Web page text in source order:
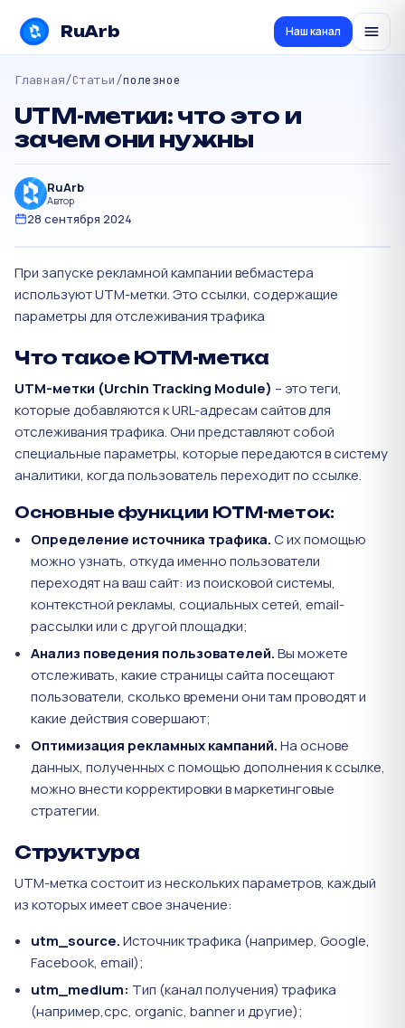
RuArb Наш канал
Главная/Статьи/полезное
UTM-метки: что это и
зачем они нужны
RuArb
Автор
28 сентября 2024
При запуске рекламной кампании вебмастера
используют UTM-метки. Это ссылки, содержащие
параметры для отслеживания трафика
Что такое ЮТМ-метка
UTM-метки (Urchin Tracking Module) – это теги,
которые добавляются к URL-адресам сайтов для
отслеживания трафика. Они представляют собой
специальные параметры, которые передаются в систему
аналитики, когда пользователь переходит по ссылке.
Основные функции ЮТМ-меток:
Определение источника трафика.С их помощью
можно узнать, откуда именно пользователи
переходят на ваш сайт: из поисковой системы,
контекстной рекламы, социальных сетей, email-
рассылки или с другой площадки;
Анализ поведения пользователей.Вы можете
отслеживать, какие страницы сайта посещают
пользователи, сколько времени они там проводят и
какие действия совершают;
Оптимизация рекламных кампаний.На основе
данных, полученных с помощью дополнения к ссылке,
можно внести корректировки в маркетинговые
стратегии.
Структура
UTM-метка состоит из нескольких параметров, каждый
из которых имеет свое значение:
utm_source.Источник трафика (например, Google,
Facebook, email);
utm_medium: Тип (канал получения) трафика
(например,cpc, organic, banner и другие);